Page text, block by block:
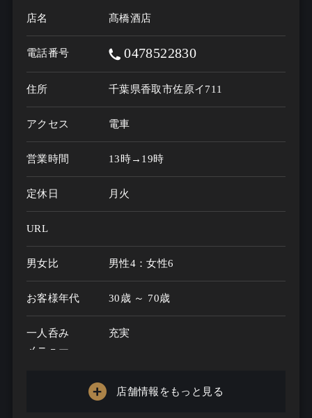
店名 髙橋酒店
電話番号 0478522830
住所 千葉県香取市佐原イ711
アクセス 電車
営業時間 13時→19時
定休日 月火
URL
男女比 男性4：女性6
お客様年代 30歳 ～ 70歳
一人呑み
メニュー
充実
50
店舗情報をもっと見る